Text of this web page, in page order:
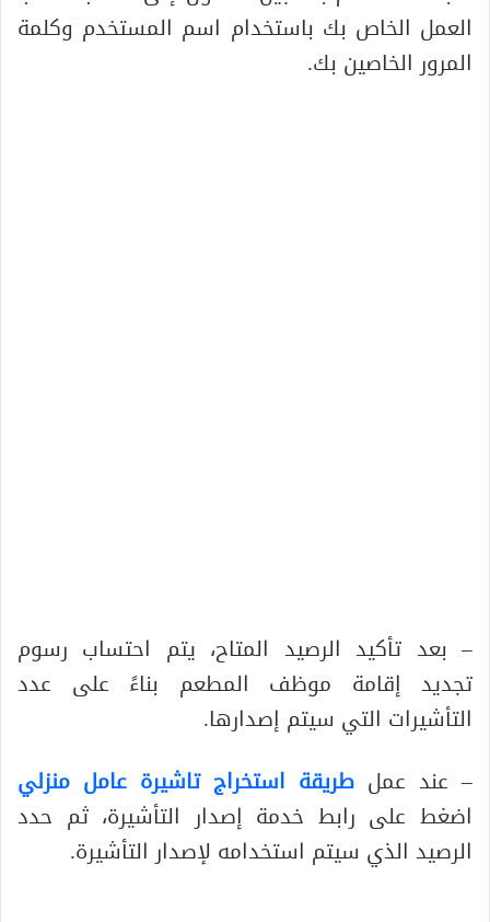
العمل الخاص بك باستخدام اسم المستخدم وكلمة
المرور الخاصين بك.
– بعد تأكيد الرصيد المتاح، يتم احتساب رسوم
تجديد إقامة موظف المطعم بناءً على عدد
التأشيرات التي سيتم إصدارها.
– عند عمل طريقة استخراج تاشيرة عامل منزلي
اضغط على رابط خدمة إصدار التأشيرة، ثم حدد
الرصيد الذي سيتم استخدامه لإصدار التأشيرة.